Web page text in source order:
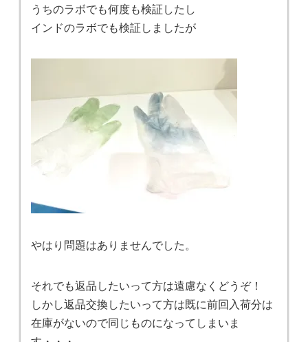
うちのラボでも何度も検証したし
インドのラボでも検証しましたが
やはり問題はありませんでした。
それでも返品したいって方は遠慮なくどうぞ！
しかし返品交換したいって方は既に前回入荷分は
在庫がないので同じものになってしまいま